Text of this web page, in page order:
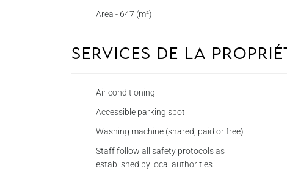
Area - 647 (m²)
Services de la
Air conditioning
Accessible parking spot
Washing machine (shared, paid or free)
Staff follow all safety protocols as
established by local authorities